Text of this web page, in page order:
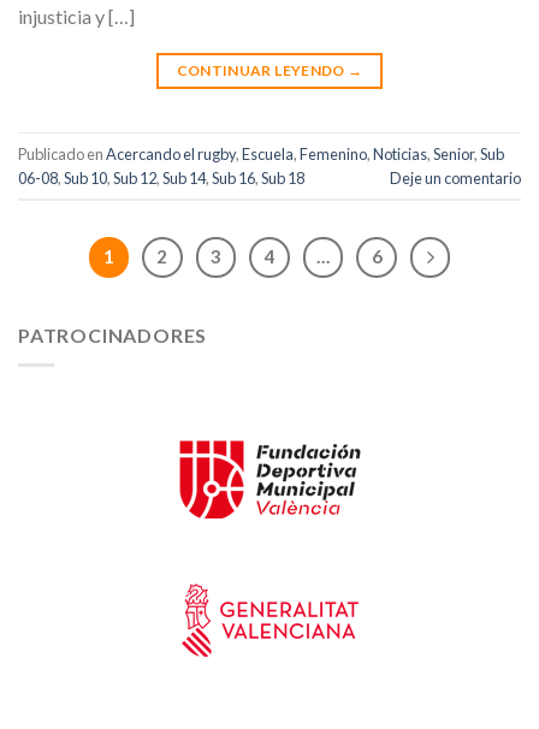
injusticia y […]
CONTINUAR LEYENDO →
Publicado enAcercando el rugby,Escuela,Femenino,Noticias,Senior,Sub
06-08,Sub 10,Sub 12,Sub 14,Sub 16,Sub 18 Deje un comentario
1 2 3 4 … 6
PATROCINADORES